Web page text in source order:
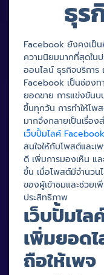
ธุร
Facebook ยังคงเป็น
ความนิยมมากที่สุดในป
ออนไลน์ ธุรกิจบริการ
Facebook เป็นช่องท
ยอดขาย การแข่งขัน
ขึ้นทุกวัน การทำให้โพ
มากจึงกลายเป็นเรื่อ
เว็บปั้มไลค์ Facebook
สนใจให้กับโพสต์และ
ดี เพิ่มการมองเห็น แล
ขึ้น เมื่อโพสต์มีจำนว
ของผู้เข้าชมและช่วยเ
ประสิทธิภาพ
เว็บปั้มไ
เพิ่มยอดไ
ถือให้เพจ